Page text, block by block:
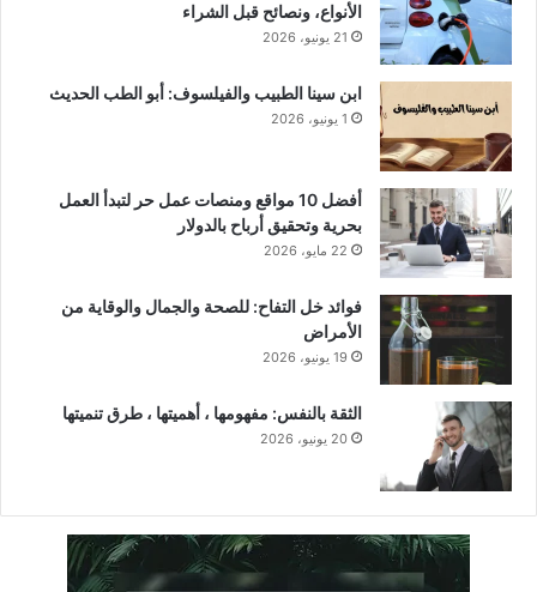
الأنواع، ونصائح قبل الشراء
21 يونيو، 2026
ابن سينا الطبيب والفيلسوف: أبو الطب الحديث
1 يونيو، 2026
أفضل 10 مواقع ومنصات عمل حر لتبدأ العمل
بحرية وتحقيق أرباح بالدولار
22 مايو، 2026
فوائد خل التفاح: للصحة والجمال والوقاية من
الأمراض
19 يونيو، 2026
الثقة بالنفس: مفهومها ، أهميتها ، طرق تنميتها
20 يونيو، 2026